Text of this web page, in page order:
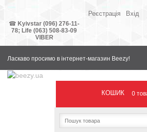
Реєстрація Вхід
☎ Kyivstar (096) 276-11-
78; Life (063) 508-83-09
VIBER
Ласкаво просимо в інтернет-магазин Beezy!
КОШИК 0